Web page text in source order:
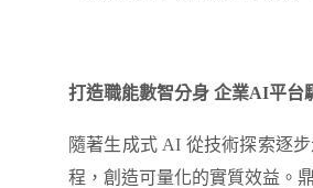
打造職能數智分身 企業AI平台
隨著生成式 AI 從技術探索逐
程，創造可量化的實質效益。